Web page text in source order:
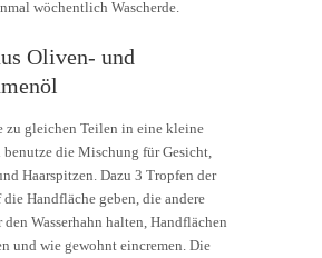
wöchentlich Wascherde.
Oliven- und
zu gleichen Teilen in eine kleine
benutze die Mischung für Gesicht,
Haarspitzen. Dazu 3 Tropfen der
Handfläche geben, die andere
Wasserhahn halten, Handflächen
und wie gewohnt eincremen. Die